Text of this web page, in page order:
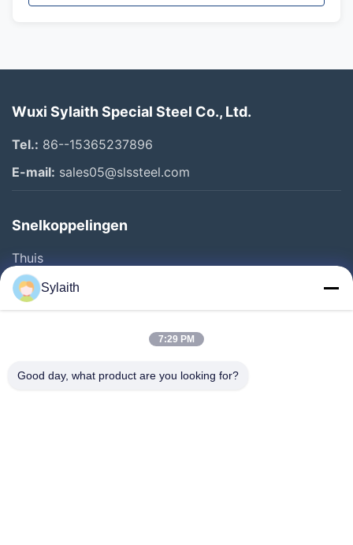
Wuxi Sylaith Special Steel Co., Ltd.
Tel.: 86--15365237896
E-mail: sales05@slssteel.com
Snelkoppelingen
Thuis
Producten
Videos
Fabrieksreis
Sylaith
7:29 PM
Good day, what product are you looking for?